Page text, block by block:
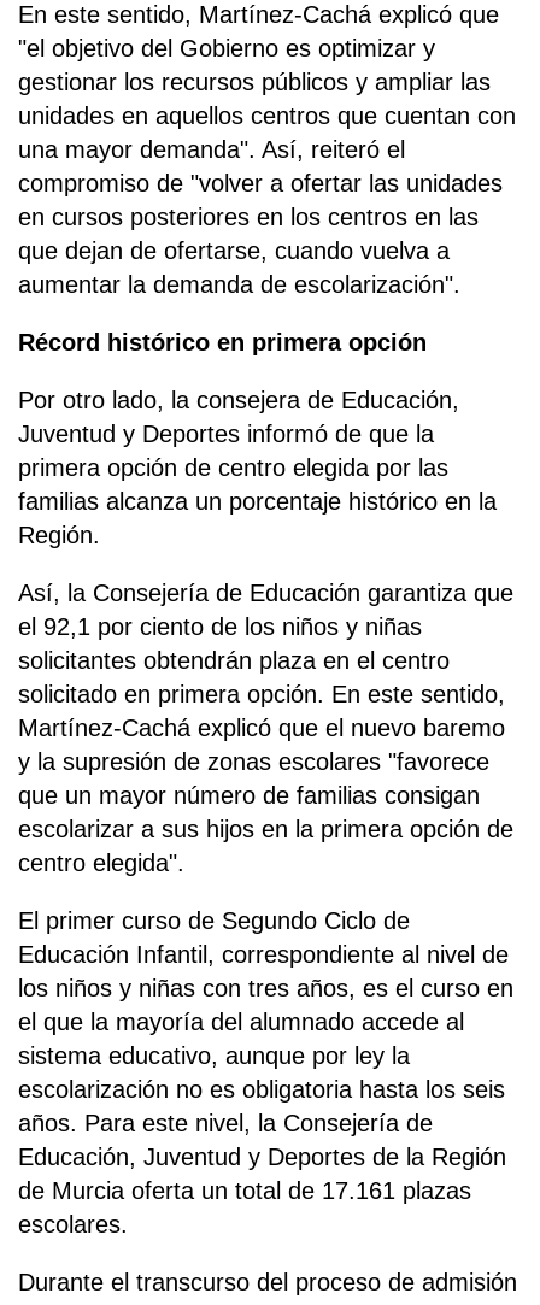
En este sentido, Martínez-Cachá explicó que
"el objetivo del Gobierno es optimizar y
gestionar los recursos públicos y ampliar las
unidades en aquellos centros que cuentan con
una mayor demanda". Así, reiteró el
compromiso de "volver a ofertar las unidades
en cursos posteriores en los centros en las
que dejan de ofertarse, cuando vuelva a
aumentar la demanda de escolarización".
Récord histórico en primera opción
Por otro lado, la consejera de Educación,
Juventud y Deportes informó de que la
primera opción de centro elegida por las
familias alcanza un porcentaje histórico en la
Región.
Así, la Consejería de Educación garantiza que
el 92,1 por ciento de los niños y niñas
solicitantes obtendrán plaza en el centro
solicitado en primera opción. En este sentido,
Martínez-Cachá explicó que el nuevo baremo
y la supresión de zonas escolares "favorece
que un mayor número de familias consigan
escolarizar a sus hijos en la primera opción de
centro elegida".
El primer curso de Segundo Ciclo de
Educación Infantil, correspondiente al nivel de
los niños y niñas con tres años, es el curso en
el que la mayoría del alumnado accede al
sistema educativo, aunque por ley la
escolarización no es obligatoria hasta los seis
años. Para este nivel, la Consejería de
Educación, Juventud y Deportes de la Región
de Murcia oferta un total de 17.161 plazas
escolares.
Durante el transcurso del proceso de admisión